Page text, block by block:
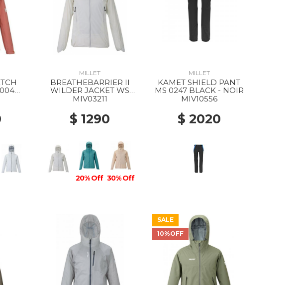
MILLET
BREATHEBARRIER II
WILDER JACKET WS
8014 FOGGY DEW
MIV03211
$ 1290
20% Off 30% Off
MILLET
KAMET SHIELD PANT
MS 0247 BLACK - NOIR
MIV10556
$ 2020
SALE
10%OFF